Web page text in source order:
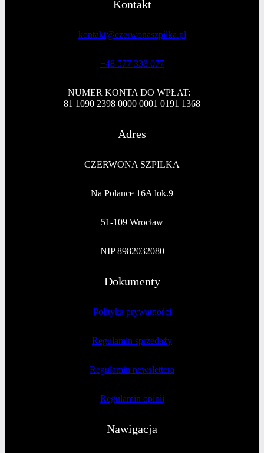
Kontakt
kontakt@czerwonaszpilka.pl
+48 577 333 077
NUMER KONTA DO WPŁAT:
81 1090 2398 0000 0001 0191 1368
Adres
CZERWONA SZPILKA
Na Polance 16A lok.9
51-109 Wrocław
NIP 8982032080
Dokumenty
Polityka prywatności
Regulamin sprzedaży
Regulamin newslettera
Regulamin opinii
Nawigacja